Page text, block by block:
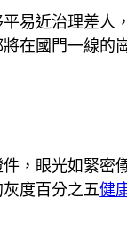
易近治理差
在國門一線的
，眼光如緊密
度百分之五健